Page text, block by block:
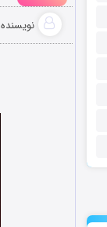
نویسنده